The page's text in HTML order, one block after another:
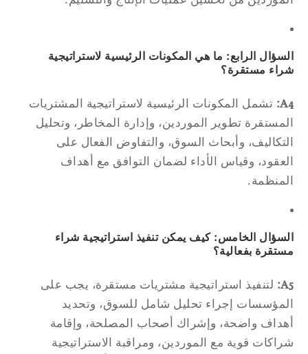
الرابع: ما هي المكونات الرئيسية لاستراتيجية
مستقرة؟
تشمل المكونات الرئيسية لاستراتيجية المشتريات
تطوير الموردين، وإدارة المخاطر، وتحليل
وأبحاث السوق، والتفاوض الفعال على
وقياس الأداء لضمان التوافق مع أهداف
الخامس: كيف يمكن تنفيذ استراتيجية شراء
بفعالية؟
لتنفيذ استراتيجية مشتريات مستقرة، يجب على
إجراء تحليل شامل للسوق، وتحديد
واضحة، وإشراك أصحاب المصلحة، وإقامة
قوية مع الموردين، ومراقبة الاستراتيجية